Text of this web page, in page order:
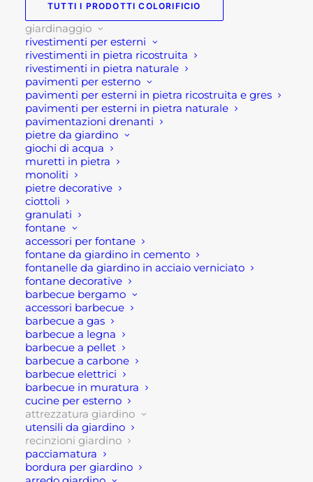
TUTTI I PRODOTTI COLORIFICIO
giardinaggio
rivestimenti per esterni
rivestimenti in pietra ricostruita
rivestimenti in pietra naturale
pavimenti per esterno
pavimenti per esterni in pietra ricostruita e gres
pavimenti per esterni in pietra naturale
pavimentazioni drenanti
pietre da giardino
giochi di acqua
muretti in pietra
monoliti
pietre decorative
ciottoli
granulati
fontane
accessori per fontane
fontane da giardino in cemento
fontanelle da giardino in acciaio verniciato
fontane decorative
barbecue bergamo
accessori barbecue
barbecue a gas
barbecue a legna
barbecue a pellet
barbecue a carbone
barbecue elettrici
barbecue in muratura
cucine per esterno
attrezzatura giardino
utensili da giardino
recinzioni giardino
pacciamatura
bordura per giardino
Staccionata in legno- Modello
Maremma
Questo staccionata in legno modello Maremma si
tratta delle classiche recinzioni in legno
impregnato. Ovvero un prodotto che viene
suddiviso in pratici e semplici moduli. Dunque,
ogni modulo possiede le seguenti dimensioni :
180×90 cm. Si tratta, perciò di un prodotti dedicato
soprattutto a chi ama il
ed ha la necessità di trovare una recinzione, non
solo funzionale ma anche estetica.
Ogni modulo permette si recintare comodamente
un area del giardino o orto. E’ dunque un prodotto
ideale come classica recinzione per giardini e
aiuole.
Inoltre, questo tipo di recinzioni sono soprattutto
facile da posizionare. Inoltre eventualmente su
ordinazione, sono disponibili anche i supporti e
pali, nonché elementi decorativi e cancelletti, della
stesso modello recinzione in legno
On line sono solo disponibili esclusivamente i
moduli delle staccionate in legno.
Per maggiori informazioni